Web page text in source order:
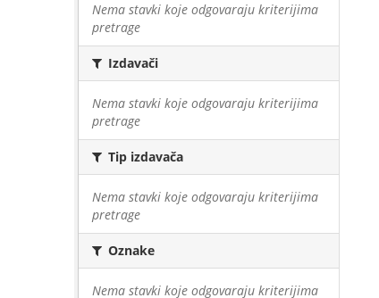
Nema stavki koje odgovaraju kriterijima
pretrage
Izdavači
Nema stavki koje odgovaraju kriterijima
pretrage
Tip izdavača
Nema stavki koje odgovaraju kriterijima
pretrage
Oznake
Nema stavki koje odgovaraju kriterijima